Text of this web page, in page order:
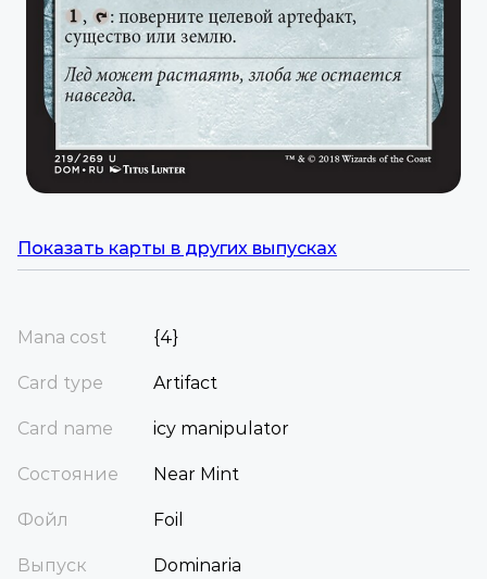
Показать карты в других выпусках
Mana cost {4}
Card type Artifact
Card name icy manipulator
Состояние Near Mint
Фойл Foil
Выпуск Dominaria